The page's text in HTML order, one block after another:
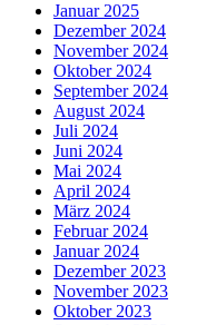
Januar 2025
Dezember 2024
November 2024
Oktober 2024
September 2024
August 2024
Juli 2024
Juni 2024
Mai 2024
April 2024
März 2024
Februar 2024
Januar 2024
Dezember 2023
November 2023
Oktober 2023